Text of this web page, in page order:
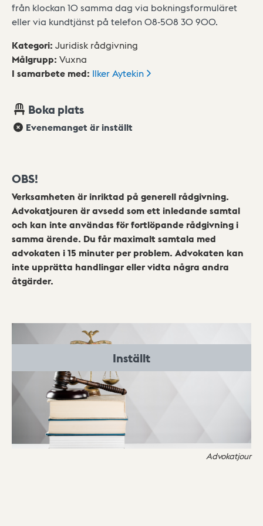
från klockan 10 samma dag via bokningsformuläret
eller via kundtjänst på telefon 08-508 30 900.
Kategori: Juridisk rådgivning
Målgrupp: Vuxna
I samarbete med: IlkerAytekin
Boka plats
Evenemanget är inställt
OBS!
Verksamheten är inriktad på generell rådgivning.
Advokatjouren är avsedd som ett inledande samtal
och kan inte användas för fortlöpande rådgivning i
samma ärende. Du får maximalt samtala med
advokaten i 15 minuter per problem. Advokaten kan
inte upprätta handlingar eller vidta några andra
åtgärder.
Inställt
Advokatjour